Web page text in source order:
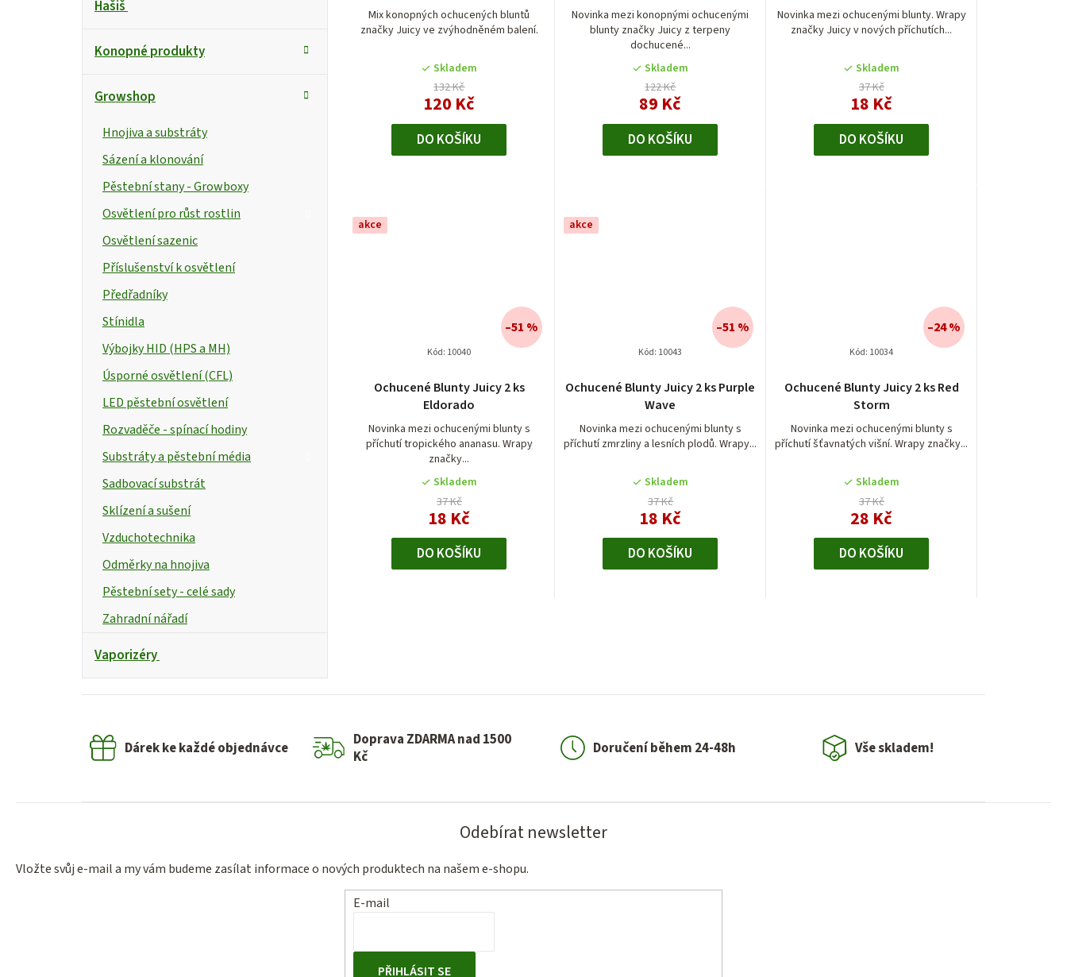
Hašiš
Konopné produkty
Growshop
Hnojiva a substráty
Sázení a klonování
Pěstební stany - Growboxy
Osvětlení pro růst rostlin
Osvětlení sazenic
Příslušenství k osvětlení
Předřadníky
Stínidla
Výbojky HID (HPS a MH)
Úsporné osvětlení (CFL)
LED pěstební osvětlení
Rozvaděče - spínací hodiny
Substráty a pěstební média
Sadbovací substrát
Sklízení a sušení
Vzduchotechnika
Odměrky na hnojiva
Pěstební sety - celé sady
Zahradní nářadí
Vaporizéry
Mix konopných ochucených bluntů
značky Juicy ve zvýhodněném balení.
je
5,0
5
hvězdiček.
Skladem
132 Kč
120 Kč
DO KOŠÍKU
Novinka mezi konopnými ochucenými
blunty značky Juicy z terpeny
dochucené...
je
5,0
z
5
hvězdiček.
Skladem
122 Kč
89 Kč
DO KOŠÍKU
Novinka mezi ochucenými blunty. Wrapy
značky Juicy v nových příchutích...
Skladem
37 Kč
18 Kč
DO KOŠÍKU
akce
Ochucené Blunty Juicy 2 ks
Eldorado
Novinka mezi ochucenými blunty s
příchutí tropického ananasu. Wrapy
značky...
hodnocení
produktu
je
4,0
z
5
hvězdiček.
Skladem
37 Kč
18 Kč
–51 %
DO KOŠÍKU
Kód: 10040
akce
Ochucené Blunty Juicy 2 ks Purple
Wave
Novinka mezi ochucenými blunty s
příchutí zmrzliny a lesních plodů. Wrapy...
Skladem
37 Kč
18 Kč
–51 %
DO KOŠÍKU
Kód: 10043
Ochucené Blunty Juicy 2 ks Red
Storm
Novinka mezi ochucenými blunty s
příchutí šťavnatých višní. Wrapy značky...
Skladem
37 Kč
28 Kč
–24 %
DO KOŠÍKU
Kód: 10034
á
a
c
p
y
Dárek ke každé objednávce
Doprava ZDARMA nad 1500
Kč
Doručení během 24-48h Vše skladem!
Odebírat newsletter
Vložte svůj e-mail a my vám budeme zasílat informace o nových produktech na našem e-shopu.
E-mail
PŘIHLÁSIT SE